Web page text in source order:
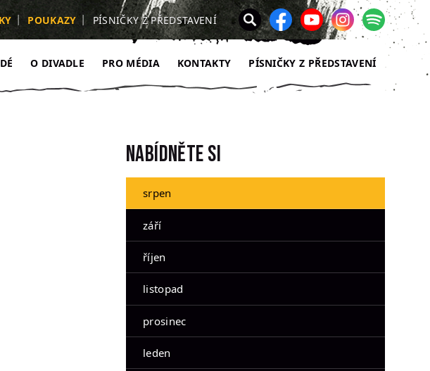
O DIVADLE PRO MÉDIA KONTAKTY PÍSNIČKY Z PŘEDSTAVENÍ
POUKAZY PÍSNIČKY Z PŘEDSTAVENÍ
Nabídněte si
srpen
září
říjen
listopad
prosinec
leden